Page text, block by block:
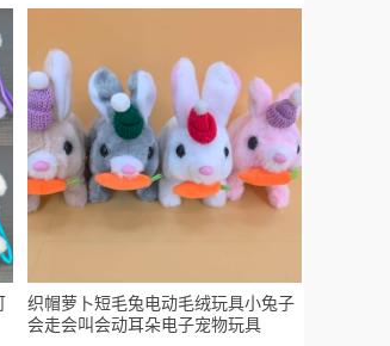
织帽萝卜短毛兔电动毛绒玩具小兔子
会走会叫会动耳朵电子宠物玩具